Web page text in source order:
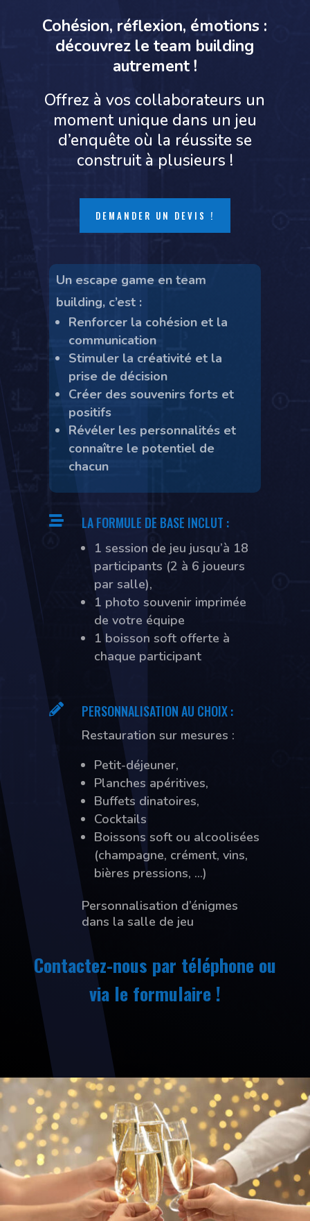
Cohésion, réflexion, émotions :
découvrez le team building
autrement !
Offrez à vos collaborateurs un
moment unique dans un jeu
d’enquête où la réussite se
construit à plusieurs !
DEMANDER UN DEVIS !
Un escape game en team
building, c’est :
Renforcer la cohésion et la
communication
Stimuler la créativité et la
prise de décision
Créer des souvenirs forts et
positifs
Révéler les personnalités et
connaître le potentiel de
chacun
 LA FORMULE DE BASE INCLUT :
1 session de jeu jusqu’à 18
participants (2 à 6 joueurs
par salle),
1 photo souvenir imprimée
de votre équipe
1 boisson soft offerte à
chaque participant
 PERSONNALISATION AU CHOIX :
Restauration sur mesures :
Petit-déjeuner,
Planches apéritives,
Buffets dinatoires,
Cocktails
Boissons soft ou alcoolisées
(champagne, crément, vins,
bières pressions, …)
Personnalisation d’énigmes
dans la salle de jeu
Contactez-nous par téléphone ou
via le formulaire !